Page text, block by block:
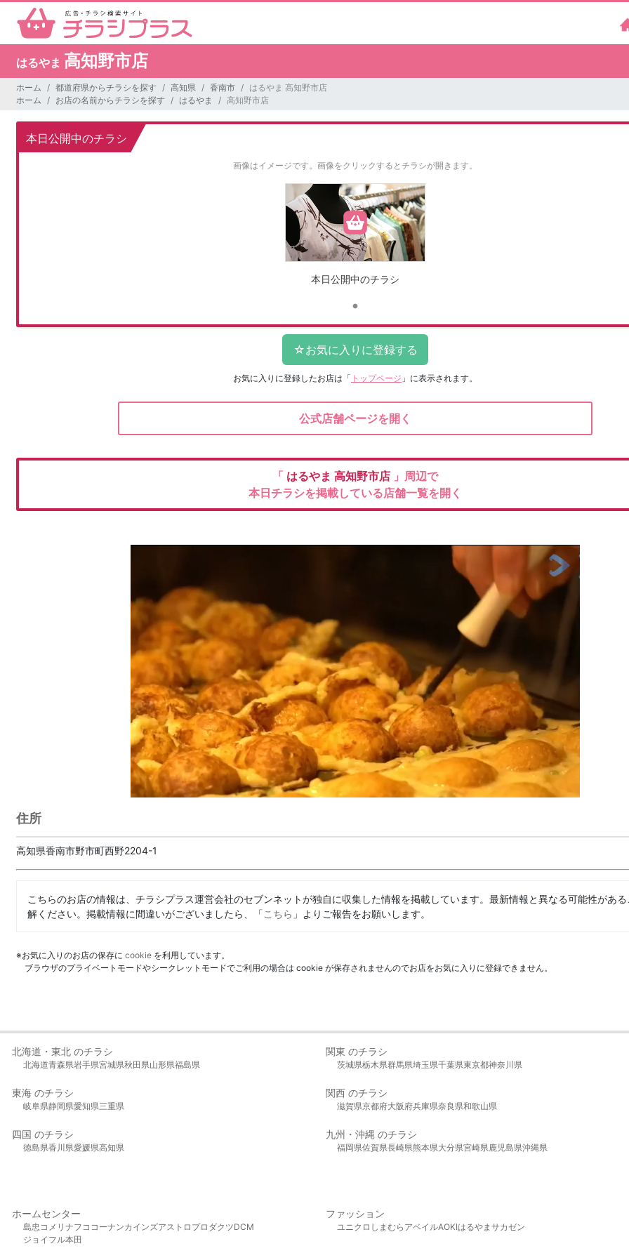
はるやま 高知野市店
ホーム 都道府県からチラシを探す 高知県 香南市
はるやま 高知野市店
ホーム
お店の名前からチラシを探す はるやま 高知野市店
本日公開中のチラシ
画像はイメージです。 画像をクリックするとチラシが開きます。
本日公開中のチラシ
お気に入りに登録したお店は 「 トップページ 」に表示されます。
公式店舗ページを開く
「 はるやま 高知野市店 」周辺で
本日チラシを掲載している店舗一覧を開く
住所
高知県香南市野市町西野2204-1
こちらのお店の情報は、チラシプラス運営会社のセブンネットが独自に収集した情報を掲載しています。最新情報と異なる可能性があ
解ください。掲載情報に間違いがございましたら、「こちら 」よりご報告をお願いします。
※お気に入りのお店の保存に cookie を利用しています。
ブラウザのプライベートモードやシークレットモードでご利用の場合は cookie が保存されませんのでお店をお気に入りに登録できません。
北海道・東北 のチラシ
北海道青森県岩手県宮城県秋田県山形県福島県
関東 のチラシ
茨城県栃木県群馬県埼玉県千葉県東京都神奈川県
東海 のチラシ
岐阜県静岡県愛知県三重県
関西 のチラシ
滋賀県京都府大阪府兵庫県奈良県和歌山県
四国 のチラシ
徳島県香川県愛媛県高知県
九州・沖縄 のチラシ
福岡県佐賀県長崎県熊本県大分県宮崎県鹿児島県沖縄県
ホームセンター
島忠 コメリ ナフコ コーナンカインズアストロプロダクツDCM
ジョイフル本田
ファッション
ユニクロ しまむら アベイルAOKIはるやま サカゼン